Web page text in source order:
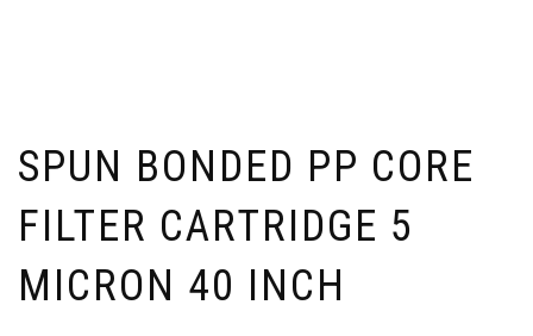
SPUN BONDED PP CORE
FILTER CARTRIDGE 5
MICRON 40 INCH